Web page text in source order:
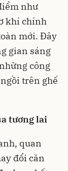
như
khí chính
mới. Đây
gian sáng
công
trên ghế
tương lai
quan
đổi căn